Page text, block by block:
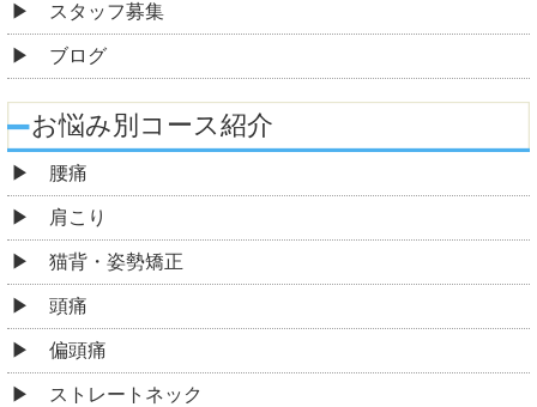
スタッフ募集
ブログ
お悩み別コース紹介
腰痛
肩こり
猫背・姿勢矯正
頭痛
偏頭痛
ストレートネック